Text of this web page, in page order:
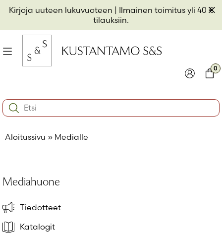
Kirjoja uuteen lukuvuoteen | Ilmainen toimitus yli 40 €
tilauksiin.
Hyppää
sisältöön
Valikko
Muista minut
Salasana unohtunut?
0
Search:
Aloitussivu » Medialle
Mediahuone
Tiedotteet
Katalogit